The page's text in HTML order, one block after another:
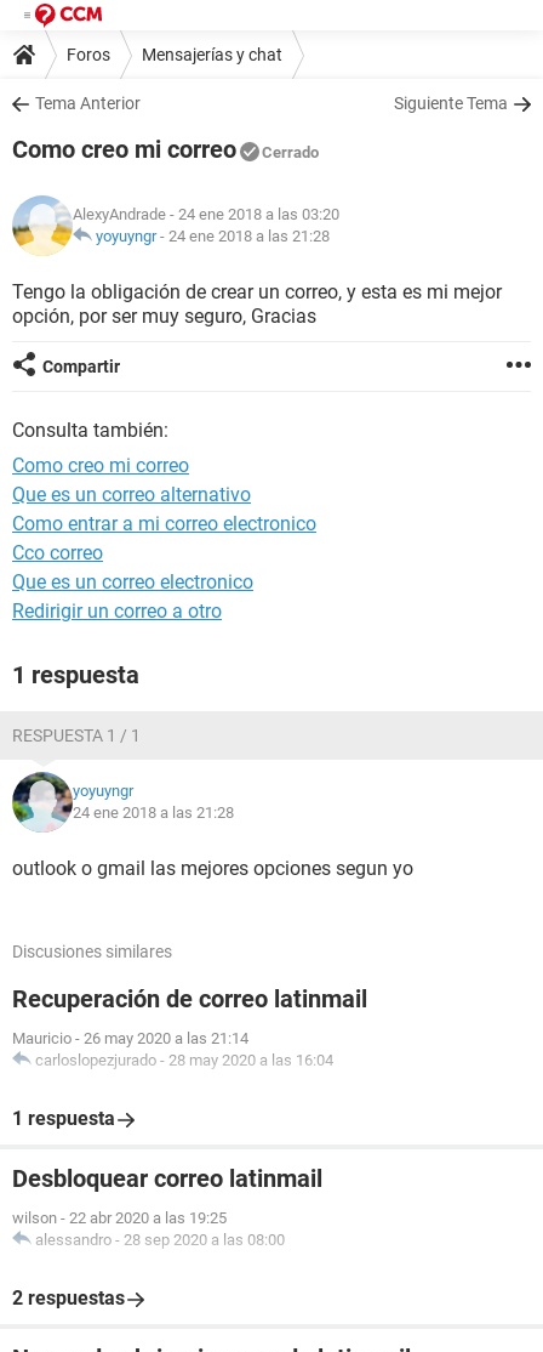
Foros Mensajerías y chat
Tema Anterior Siguiente Tema
Como creo mi correo Cerrado
AlexyAndrade - 24 ene 2018 a las 03:20
yoyuyngr- 24 ene 2018 a las 21:28
Tengo la obligación de crear un correo, y esta es mi mejor
opción, por ser muy seguro, Gracias
Compartir
Consulta también:
Como creo mi correo
Que es un correo alternativo
Como entrar a mi correo electronico
Cco correo
Que es un correo electronico
Redirigir un correo a otro
1 respuesta
RESPUESTA 1 / 1
yoyuyngr
24 ene 2018 a las 21:28
outlook o gmail las mejores opciones segun yo
Discusiones similares
Recuperación de correo latinmail
Mauricio - 26 may 2020 a las 21:14
carloslopezjurado - 28 may 2020 a las 16:04
1 respuesta
Desbloquear correo latinmail
wilson - 22 abr 2020 a las 19:25
alessandro - 28 sep 2020 a las 08:00
2 respuestas